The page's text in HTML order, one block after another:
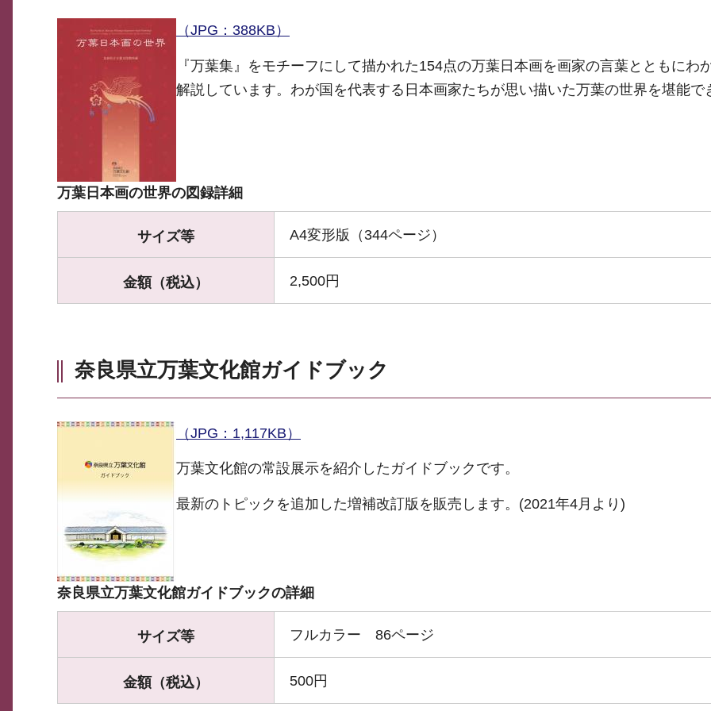
（JPG：388KB）
『万葉集』をモチーフにして描かれた154点の万葉日本画を画家の言葉とともにわ
解説しています。わが国を代表する日本画家たちが思い描いた万葉の世界を堪能で
万葉日本画の世界の図録詳細
サイズ等 A4変形版（344ページ）
金額（税込） 2,500円
奈良県立万葉文化館ガイドブック
（JPG：1,117KB）
万葉文化館の常設展示を紹介したガイドブックです。
最新のトピックを追加した増補改訂版を販売します。(2021年4月より)
奈良県立万葉文化館ガイドブックの詳細
サイズ等 フルカラー 86ページ
金額（税込） 500円